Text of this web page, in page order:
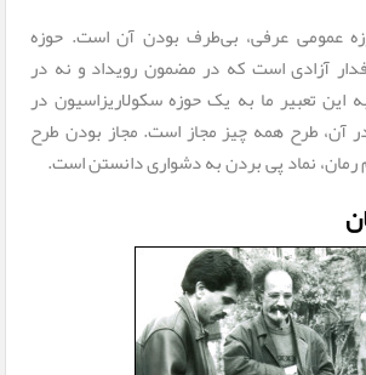
عمومی عرفی، بی‌طرف بودن آن است. حوزه
آزادی است که در مضمون رویداد و نه در
تعبیر ما به یک حوزه‌ سکولاریزاسیون در
آن، طرح همه چیز مجاز است. مجاز بودن طرح
رمان، نماد پی بردن به دشواری دانستن است.